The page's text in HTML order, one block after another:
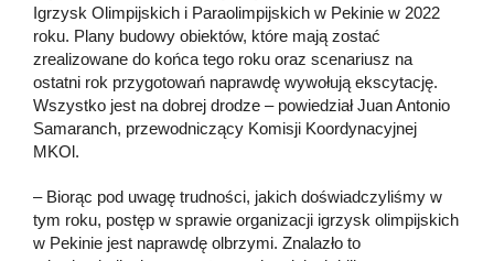
Igrzysk Olimpijskich i Paraolimpijskich w Pekinie w 2022
roku. Plany budowy obiektów, które mają zostać
zrealizowane do końca tego roku oraz scenariusz na
ostatni rok przygotowań naprawdę wywołują ekscytację.
Wszystko jest na dobrej drodze – powiedział Juan Antonio
Samaranch, przewodniczący Komisji Koordynacyjnej
MKOl.
– Biorąc pod uwagę trudności, jakich doświadczyliśmy w
tym roku, postęp w sprawie organizacji igrzysk olimpijskich
w Pekinie jest naprawdę olbrzymi. Znalazło to